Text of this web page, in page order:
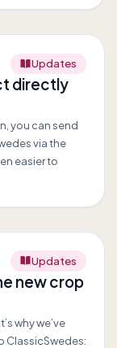
Updates
directly
you can send
via the
easier to
Updates
new crop
why we’ve
ClassicSwedes: